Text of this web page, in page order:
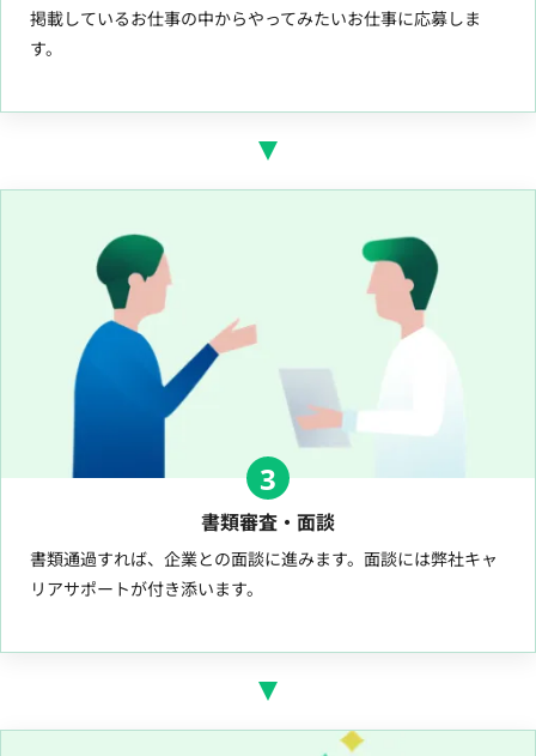
掲載しているお仕事の中からやってみたいお仕事に応募しま
す。
3
書類審査・面談
書類通過すれば、企業との面談に進みます。面談には弊社キャ
リアサポートが付き添います。